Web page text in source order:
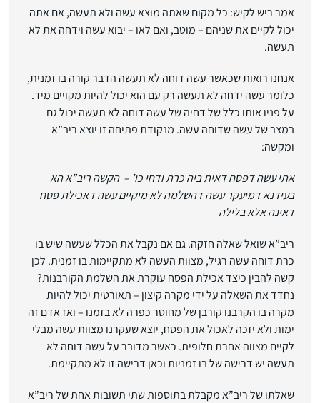
אמר ריש לקיש: כל מקום שאתה מוצא עשה ולא תעשה, אם אתה
יכול לקיים את שניהם – מוטב, ואם לאו – יבוא עשה וידחה את לא
תעשה.
אנחנו רואות שכאשר עשה דוחה לא תעשה הדבר קורה בו זמנית,
כלומר עשה ידחה לא תעשה רק עם הוא יכול להיות מקויים מיד.
על פניו אותו כלל של דחיה של עשה דוחה לא תעשה יכול גם
במצב של עשה שדוחה עשה. מנקודת פתיחה זו יוצא ריב”א
ומקשה:
אתי עשה דפסח דאית ביה כרת ודחי כו’ – הקשה ריב”א הא
בעידנא דמיעקר עשה דהשלמה לא מיקיים עשה דאכילת פסח
דאינה אלא בלילה
ריב”א שואל שאלה חזקה. גם אם נקבל את הכלל שעשה שיש בו
כרת דוחה עשה רגיל, מצוות העשה לא מתקיימות בו זמנית. לכן
קשה להבין כיצד אכילת הפסח עוקרת את השלמת הקורבנות?
נחדד את השאלה על ידי מקרה קיצון – תאורטית יכול להיות
מקרה בו הקרבנו קורבן של מחוסר כפרה לא בזמנו – ואז אדם זה
ימות ולא יזכה לאכול את הפסח, יוצא שעקרנו מצוות עשה מבלי
לקיים מצווה אחרת חלופית. כאשר מדובר על עשה דוחה לא
תעשה יש דרישה של בו זמניות וכאן דרישה זו לא מתקיימת.
שאלתו של ריב”א מקבלת בתוספות שתי תשובות אחת של ריב”א